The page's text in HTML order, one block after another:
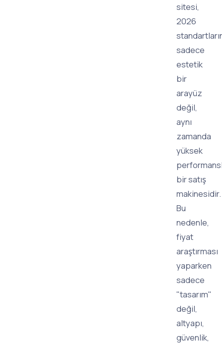
sitesi,
2026
sadece
estetik
bir
arayüz
değil,
aynı
zamanda
yüksek
bir satış
makinesidir.
Bu
nedenle,
fiyat
araştırması
yaparken
sadece
"tasarım"
değil,
altyapı,
güvenlik,